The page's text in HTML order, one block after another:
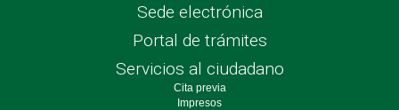
Sede electrónica
Portal de trámites
Servicios al ciudadano
Cita previa
Impresos